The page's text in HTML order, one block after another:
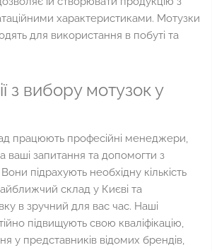
характеристиками. Мотузки
для використання в побуті та
з вибору мотузок у
працюють професійні менеджери,
ваші запитання та допомогти з
підрахують необхідну кількість
склад у Києві та
в зручний для вас час. Наші
підвищують свою кваліфікацію,
у представників відомих брендів,